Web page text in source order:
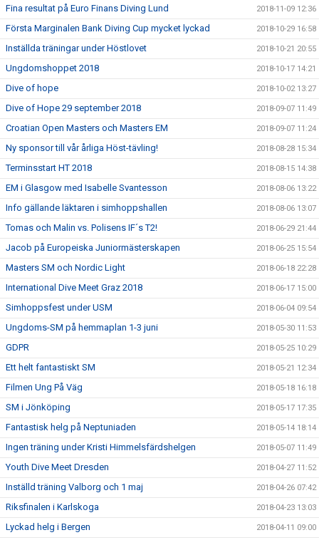
Fina resultat på Euro Finans Diving Lund 2018-11-09 12:36
Första Marginalen Bank Diving Cup mycket lyckad 2018-10-29 16:58
Inställda träningar under Höstlovet 2018-10-21 20:55
Ungdomshoppet 2018 2018-10-17 14:21
Dive of hope 2018-10-02 13:27
Dive of Hope 29 september 2018 2018-09-07 11:49
Croatian Open Masters och Masters EM 2018-09-07 11:24
Ny sponsor till vår årliga Höst-tävling! 2018-08-28 15:34
Terminsstart HT 2018 2018-08-15 14:38
EM i Glasgow med Isabelle Svantesson 2018-08-06 13:22
Info gällande läktaren i simhoppshallen 2018-08-06 13:07
Tomas och Malin vs. Polisens IF´s T2! 2018-06-29 21:44
Jacob på Europeiska Juniormästerskapen 2018-06-25 15:54
Masters SM och Nordic Light 2018-06-18 22:28
International Dive Meet Graz 2018 2018-06-17 15:00
Simhoppsfest under USM 2018-06-04 09:54
Ungdoms-SM på hemmaplan 1-3 juni 2018-05-30 11:53
GDPR 2018-05-25 10:29
Ett helt fantastiskt SM 2018-05-21 12:34
Filmen Ung På Väg 2018-05-18 16:18
SM i Jönköping 2018-05-17 17:35
Fantastisk helg på Neptuniaden 2018-05-14 18:14
Ingen träning under Kristi Himmelsfärdshelgen 2018-05-07 11:49
Youth Dive Meet Dresden 2018-04-27 11:52
Inställd träning Valborg och 1 maj 2018-04-26 07:42
Riksfinalen i Karlskoga 2018-04-23 13:03
Lyckad helg i Bergen 2018-04-11 09:00